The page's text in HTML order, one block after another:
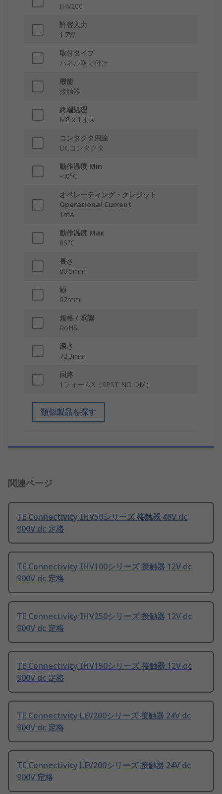
IHV200
許容入力
1.7W
取付タイプ
パネル取り付け
機能
接触器
終端処理
M8 x 1オス
コンタクタ用途
DCコンタクタ
動作温度 Min
-40°C
オペレーティング・クレジット
Operational Current
1mA
動作温度 Max
85°C
長さ
80.5mm
幅
62mm
規格 / 承認
RoHS
深さ
72.3mm
回路
1フォームX（SPST-NO DM）
類似製品を探す
関連ページ
TE Connectivity IHV50シリーズ 接触器 48V dc
900V dc 定格
TE Connectivity IHV100シリーズ 接触器 12V dc
900V dc 定格
TE Connectivity IHV250シリーズ 接触器 12V dc
900V dc 定格
TE Connectivity IHV150シリーズ 接触器 12V dc
900V dc 定格
TE Connectivity LEV200シリーズ 接触器 24V dc
900V dc 定格
TE Connectivity LEV200シリーズ 接触器 24V dc
900V 定格